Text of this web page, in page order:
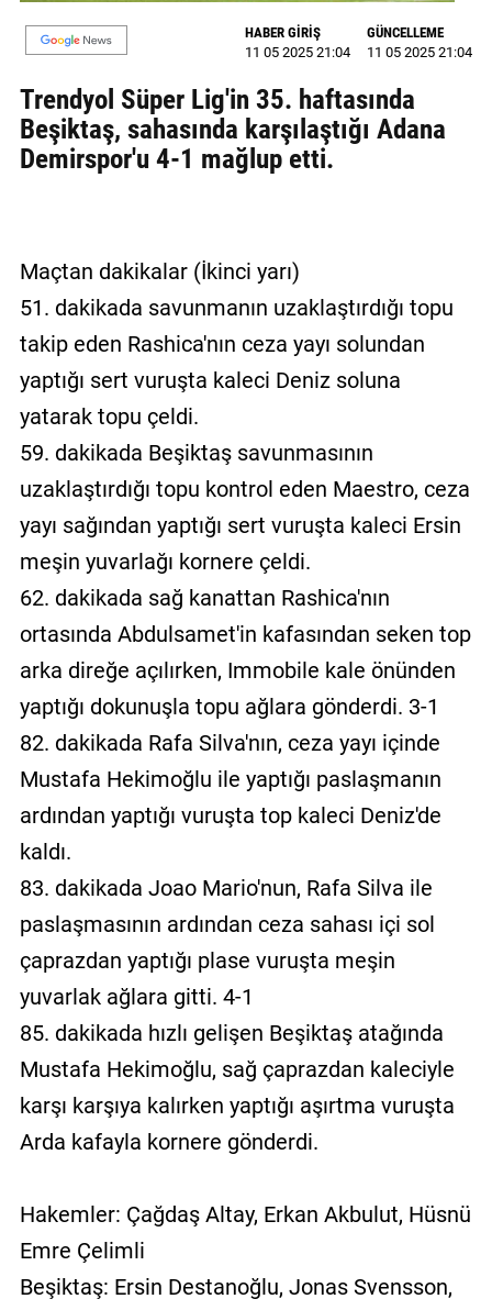
BİZE
ULAŞIN
Künye
İletişim
HABER GİRİŞ
11 05 2025 21:04
GÜNCELLEME
11 05 2025 21:04
Trendyol Süper Lig'in 35. haftasında
Beşiktaş, sahasında karşılaştığı Adana
Demirspor'u 4-1 mağlup etti.
Maçtan dakikalar (İkinci yarı)
51. dakikada savunmanın uzaklaştırdığı topu
takip eden Rashica'nın ceza yayı solundan
yaptığı sert vuruşta kaleci Deniz soluna
yatarak topu çeldi.
59. dakikada Beşiktaş savunmasının
uzaklaştırdığı topu kontrol eden Maestro, ceza
yayı sağından yaptığı sert vuruşta kaleci Ersin
meşin yuvarlağı kornere çeldi.
62. dakikada sağ kanattan Rashica'nın
ortasında Abdulsamet'in kafasından seken top
arka direğe açılırken, Immobile kale önünden
yaptığı dokunuşla topu ağlara gönderdi. 3-1
82. dakikada Rafa Silva'nın, ceza yayı içinde
Mustafa Hekimoğlu ile yaptığı paslaşmanın
ardından yaptığı vuruşta top kaleci Deniz'de
kaldı.
83. dakikada Joao Mario'nun, Rafa Silva ile
paslaşmasının ardından ceza sahası içi sol
çaprazdan yaptığı plase vuruşta meşin
yuvarlak ağlara gitti. 4-1
85. dakikada hızlı gelişen Beşiktaş atağında
Mustafa Hekimoğlu, sağ çaprazdan kaleciyle
karşı karşıya kalırken yaptığı aşırtma vuruşta
Arda kafayla kornere gönderdi.
Hakemler: Çağdaş Altay, Erkan Akbulut, Hüsnü
Emre Çelimli
Beşiktaş: Ersin Destanoğlu, Jonas Svensson,